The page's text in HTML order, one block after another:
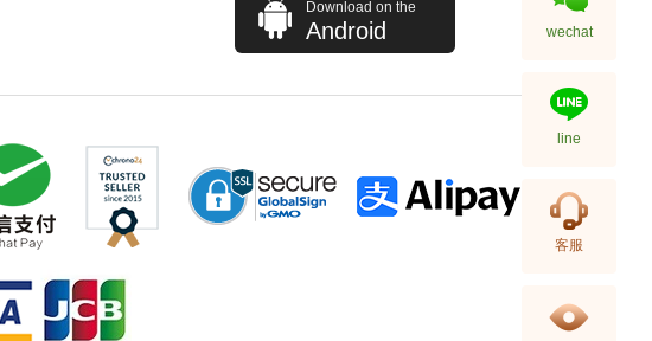
Download on the
Android wechat
line
客服